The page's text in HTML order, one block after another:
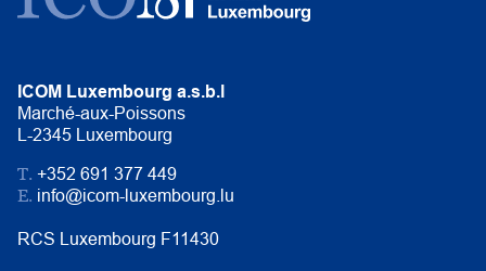
ICOM Luxembourg a.s.b.l
Marché-aux-Poissons
L-2345 Luxembourg
T. +352 691 377 449
E. info@icom-luxembourg.lu
RCS Luxembourg F11430